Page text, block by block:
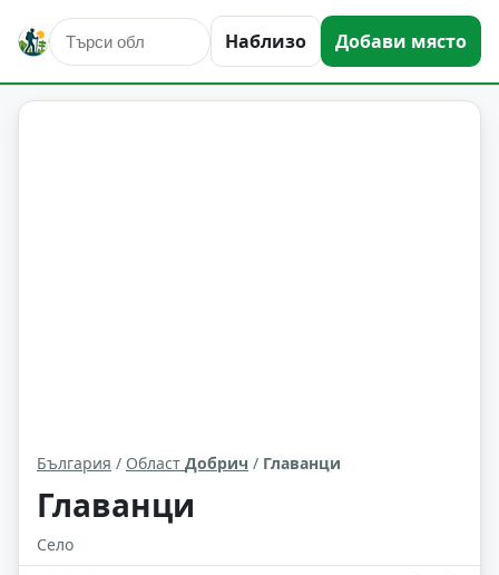
Наблизо Добави място
Главанци Област: Добрич
България / Област Добрич / Главанци
Главанци
Село